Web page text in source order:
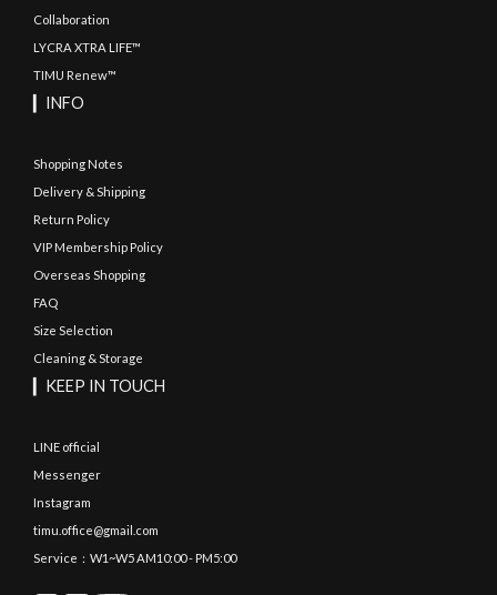
Collaboration
LYCRA XTRA LIFE™
TIMU Renew™
▎INFO
Shopping Notes
Delivery & Shipping
Return Policy
VIP Membership Policy
Overseas Shopping
FAQ
Size Selection
Cleaning & Storage
▎KEEP IN TOUCH
LINE official
Messenger
Instagram
timu.office@gmail.com
Service：W1~W5 AM10:00 - PM5:00